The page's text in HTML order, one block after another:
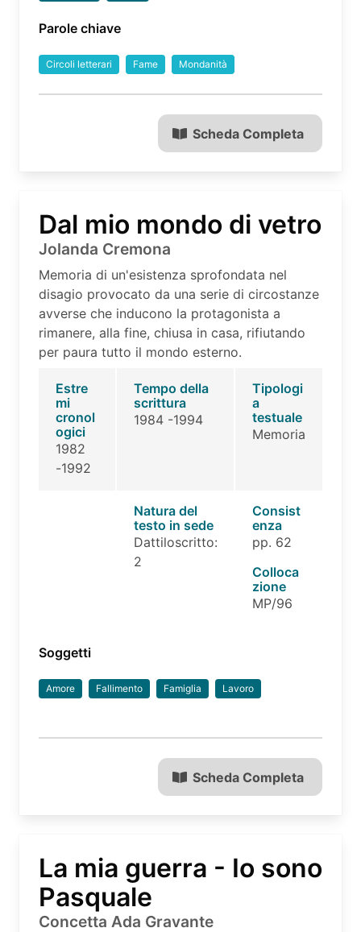
Parole chiave
Circoli letterari Fame Mondanità
Scheda Completa
Dal mio mondo di vetro
Jolanda Cremona
Memoria di un'esistenza sprofondata nel
disagio provocato da una serie di circostanze
avverse che inducono la protagonista a
rimanere, alla fine, chiusa in casa, rifiutando
per paura tutto il mondo esterno.
Estre
mi
cronol
ogici
1982
-1992
Tempo della
scrittura
1984 -1994
Tipologi
a
testuale
Memoria
Natura del
testo in sede
Dattiloscritto:
2
Consist
enza
pp. 62
Colloca
zione
MP/96
Soggetti
Amore Fallimento Famiglia Lavoro
Scheda Completa
La mia guerra - Io sono
Pasquale
Concetta Ada Gravante